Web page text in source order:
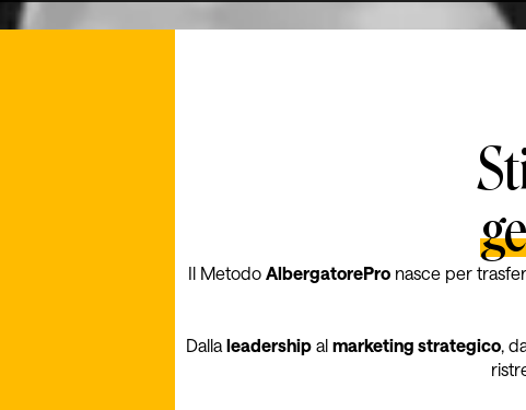
Il Metodo AlbergatorePro nasce per
Dalla leadershipal marketing strategico,